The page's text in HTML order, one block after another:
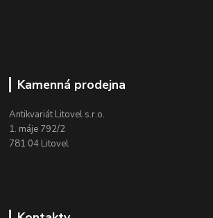
Kamenná prodejna
Antikvariát Litovel s.r.o.
1. máje 792/2
781 04 Litovel